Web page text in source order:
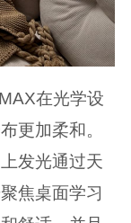
在光学设
更加柔和。
发光通过天
焦桌面学习